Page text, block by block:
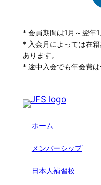
* 会員期間は1月～翌年1
* 入会月によっては在
あります。
* 途中入会でも年会費は
ホーム
メンバーシップ
日本人補習校